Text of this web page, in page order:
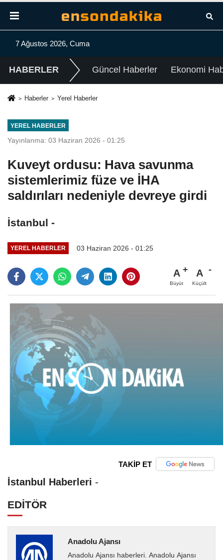
7 Ağustos 2026, Cuma
HABERLER Güncel Haberler Ekonomi
Haberler Yerel Haberler
YEREL HABERLER
Yayınlanma: 03 Haziran 2026 - 01:25
Kuveyt ordusu: Hava savunma
sistemlerimiz füze ve İHA
saldırıları nedeniyle devreye girdi
İstanbul -
YEREL HABERLER 03 Haziran 2026 - 01:25
A
Büyüt
A
Küçült
TAKİP ET
İstanbul Haberleri -
EDİTÖR
Anadolu Ajansı
Anadolu Ajansı haberleri. Anadolu Ajansı